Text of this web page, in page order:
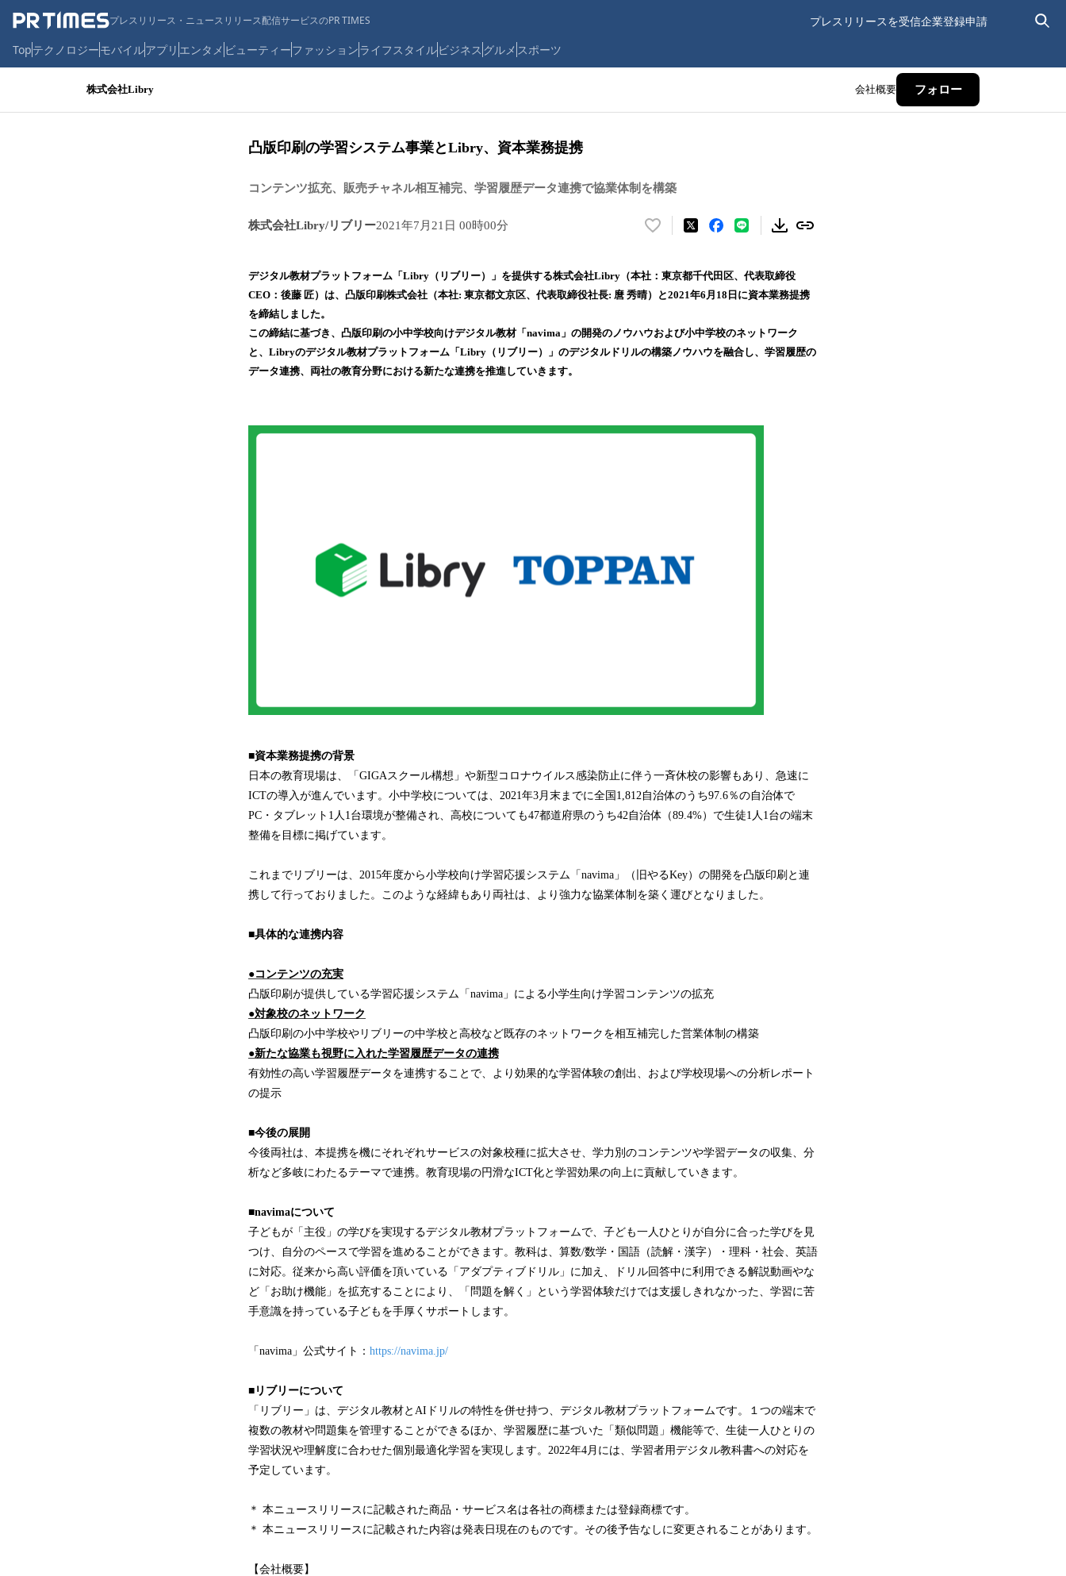
プレスリリース・ニュースリリース配信サービスのPR TIMES プレスリリースを受信企業登録申請
Topテクノロジーモバイルアプリ エンタメ ビューティーファッションライフスタイルビジネス グルメ スポーツ
株式会社Libry 会社概要 フォロー
凸版印刷の学習システム事業とLibry、資本業務提携
コンテンツ拡充、販売チャネル相互補完、学習履歴データ連携で協業体制を構築
株式会社Libry/リブリー2021年7月21日 00時00分
い
！
数
読
み
す
デジタル教材プラットフォーム「Libry（リブリー）」を提供する株式会社Libry（本社：東京都千代田区、代表取締役
CEO：後藤 匠）は、凸版印刷株式会社（本社: 東京都文京区、代表取締役社長: 麿 秀晴）と2021年6月18日に資本業務提携
を締結しました。
この締結に基づき、凸版印刷の小中学校向けデジタル教材「navima」の開発のノウハウおよび小中学校のネットワーク
と、Libryのデジタル教材プラットフォーム「Libry（リブリー）」のデジタルドリルの構築ノウハウを融合し、学習履歴の
データ連携、両社の教育分野における新たな連携を推進していきます。
■資本業務提携の背景
日本の教育現場は、「GIGAスクール構想」や新型コロナウイルス感染防止に伴う一斉休校の影響もあり、急速に
ICTの導入が進んでいます。小中学校については、2021年3月末までに全国1,812自治体のうち97.6％の自治体で
PC・タブレット1人1台環境が整備され、高校についても47都道府県のうち42自治体（89.4%）で生徒1人1台の端末
整備を目標に掲げています。
これまでリブリーは、2015年度から小学校向け学習応援システム「navima」（旧やるKey）の開発を凸版印刷と連
携して行っておりました。このような経緯もあり両社は、より強力な協業体制を築く運びとなりました。
■具体的な連携内容
●コンテンツの充実
凸版印刷が提供している学習応援システム「navima」による小学生向け学習コンテンツの拡充
●対象校のネットワーク
凸版印刷の小中学校やリブリーの中学校と高校など既存のネットワークを相互補完した営業体制の構築
●新たな協業も視野に入れた学習履歴データの連携
有効性の高い学習履歴データを連携することで、より効果的な学習体験の創出、および学校現場への分析レポート
の提示
■今後の展開
今後両社は、本提携を機にそれぞれサービスの対象校種に拡大させ、学力別のコンテンツや学習データの収集、分
析など多岐にわたるテーマで連携。教育現場の円滑なICT化と学習効果の向上に貢献していきます。
■navimaについて
子どもが「主役」の学びを実現するデジタル教材プラットフォームで、子ども一人ひとりが自分に合った学びを見
つけ、自分のペースで学習を進めることができます。教科は、算数/数学・国語（読解・漢字）・理科・社会、英語
に対応。従来から高い評価を頂いている「アダプティブドリル」に加え、ドリル回答中に利用できる解説動画やな
ど「お助け機能」を拡充することにより、「問題を解く」という学習体験だけでは支援しきれなかった、学習に苦
手意識を持っている子どもを手厚くサポートします。
「navima」公式サイト： https://navima.jp/
■リブリーについて
「リブリー」は、デジタル教材とAIドリルの特性を併せ持つ、デジタル教材プラットフォームです。１つの端末で
複数の教材や問題集を管理することができるほか、学習履歴に基づいた「類似問題」機能等で、生徒一人ひとりの
学習状況や理解度に合わせた個別最適化学習を実現します。2022年4月には、学習者用デジタル教科書への対応を
予定しています。
＊ 本ニュースリリースに記載された商品・サービス名は各社の商標または登録商標です。
＊ 本ニュースリリースに記載された内容は発表日現在のものです。その後予告なしに変更されることがあります。
【会社概要】